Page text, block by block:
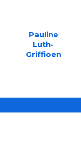
Pauline
Luth-
Griffioen